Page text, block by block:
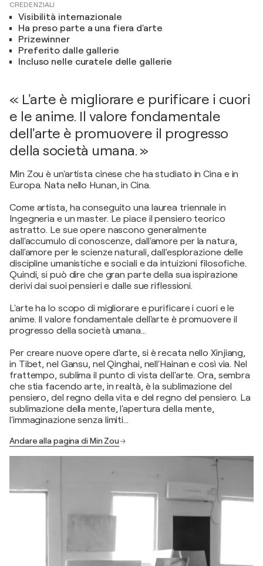
CREDENZIALI
Visibilità internazionale
Ha preso parte a una fiera d'arte
Prizewinner
Preferito dalle gallerie
Incluso nelle curatele delle gallerie
« L'arte è migliorare e purificare i cuori
e le anime. Il valore fondamentale
dell'arte è promuovere il progresso
della società umana. »
Min Zou è un'artista cinese che ha studiato in Cina e in
Europa. Nata nello Hunan, in Cina.
Come artista, ha conseguito una laurea triennale in
Ingegneria e un master. Le piace il pensiero teorico
astratto. Le sue opere nascono generalmente
dall'accumulo di conoscenze, dall'amore per la natura,
dall'amore per le scienze naturali, dall'esplorazione delle
discipline umanistiche e sociali e da intuizioni filosofiche.
Quindi, si può dire che gran parte della sua ispirazione
derivi dai suoi pensieri e dalle sue riflessioni.
L'arte ha lo scopo di migliorare e purificare i cuori e le
anime. Il valore fondamentale dell'arte è promuovere il
progresso della società umana...
Per creare nuove opere d'arte, si è recata nello Xinjiang,
in Tibet, nel Gansu, nel Qinghai, nell'Hainan e così via. Nel
frattempo, sublima il punto di vista dell'arte. Ora, sembra
che stia facendo arte, in realtà, è la sublimazione del
pensiero, del regno della vita e del regno del pensiero. La
sublimazione della mente, l'apertura della mente,
l'immaginazione senza limiti...
Andare alla pagina di Min Zou